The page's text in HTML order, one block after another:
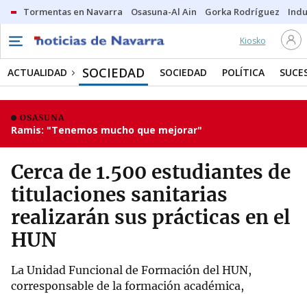
Tormentas en Navarra Osasuna-Al Ain Gorka Rodríguez
Kiosko
ACTUALIDAD SOCIEDAD SOCIEDAD POLÍTICA
OSASUNA
Ramis: "Tenemos mucho que mejorar"
Cerca de 1.500 estudiantes de
titulaciones sanitarias
realizarán sus prácticas en el
HUN
La Unidad Funcional de Formación del HUN,
corresponsable de la formación académica,